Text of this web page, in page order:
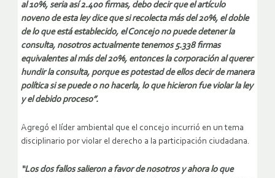
al 10%, seria así 2.400 firmas, debo decir que el artículo
noveno de esta ley dice que si recolecta más del 20%, el doble
de lo que está establecido, el Concejo no puede detener la
consulta, nosotros actualmente tenemos 5.338 firmas
equivalentes al más del 20%, entonces la corporación al querer
hundir la consulta, porque es potestad de ellos decir de manera
política si se puede o no hacerla, lo que hicieron fue violar la ley
y el debido proceso”.
Agregó el líder ambiental que el concejo incurrió en un tema
disciplinario por violar el derecho a la participación ciudadana.
“Los dos fallos salieron a favor de nosotros y ahora lo que